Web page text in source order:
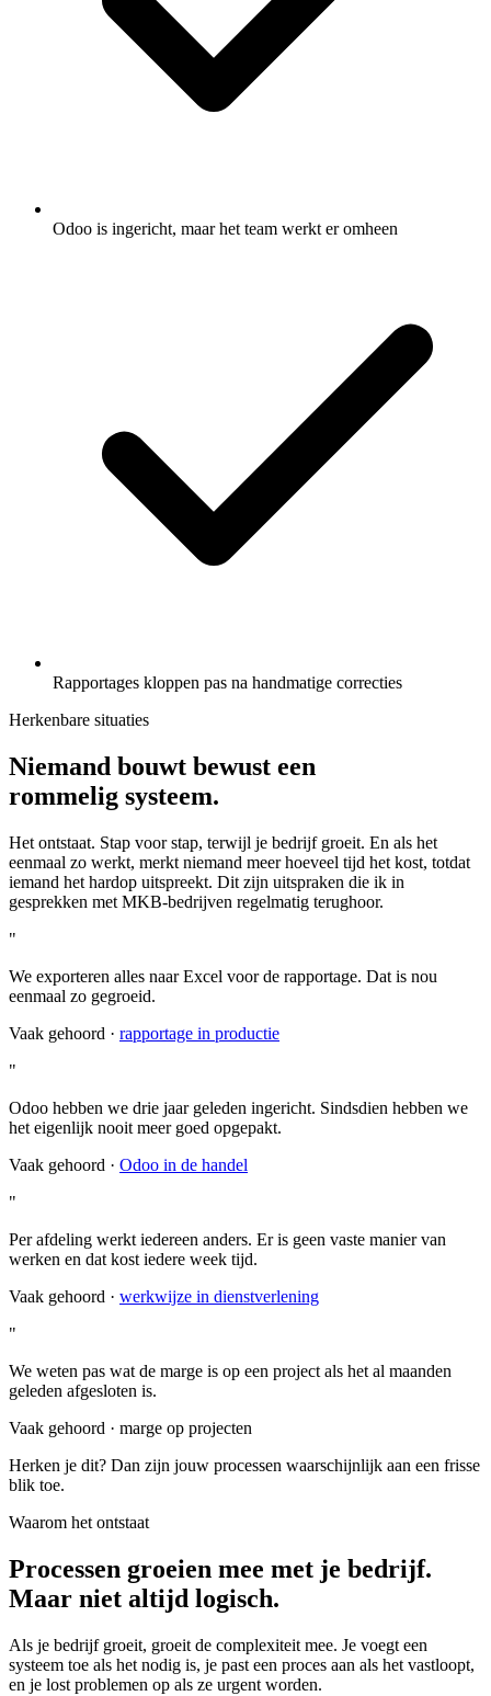
Odoo is ingericht, maar het team werkt er omheen
Rapportages kloppen pas na handmatige correcties
Herkenbare situaties
Niemand bouwt bewust een
rommelig systeem.
Het ontstaat. Stap voor stap, terwijl je bedrijf groeit. En als het
eenmaal zo werkt, merkt niemand meer hoeveel tijd het kost, totdat
iemand het hardop uitspreekt. Dit zijn uitspraken die ik in
gesprekken met MKB-bedrijven regelmatig terughoor.
"
We exporteren alles naar Excel voor de rapportage. Dat is nou
eenmaal zo gegroeid.
Vaak gehoord · rapportage in productie
"
Odoo hebben we drie jaar geleden ingericht. Sindsdien hebben we
het eigenlijk nooit meer goed opgepakt.
Vaak gehoord · Odoo in de handel
"
Per afdeling werkt iedereen anders. Er is geen vaste manier van
werken en dat kost iedere week tijd.
Vaak gehoord · werkwijze in dienstverlening
"
We weten pas wat de marge is op een project als het al maanden
geleden afgesloten is.
Vaak gehoord · marge op projecten
Herken je dit? Dan zijn jouw processen waarschijnlijk aan een frisse
blik toe.
Waarom het ontstaat
Processen groeien mee met je bedrijf.
Maar niet altijd logisch.
Als je bedrijf groeit, groeit de complexiteit mee. Je voegt een
systeem toe als het nodig is, je past een proces aan als het vastloopt,
en je lost problemen op als ze urgent worden.